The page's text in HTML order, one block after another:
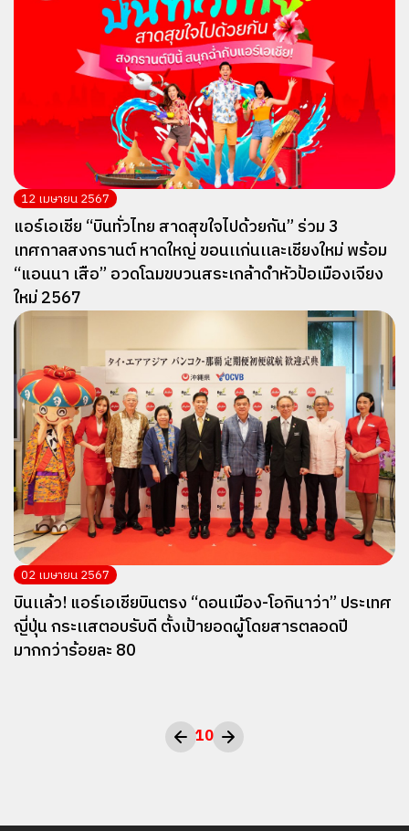
12 เมษายน 2567
แอร์เอเชีย “บินทั่วไทย สาดสุขใจไปด้วยกัน” ร่วม 3
เทศกาลสงกรานต์ หาดใหญ่ ขอนเเก่นเเละเชียงใหม่ พร้อม
“แอนนา เสือ” อวดโฉมขบวนสระเกล้าดำหัวป้อเมืองเจียง
ใหม่ 2567
02 เมษายน 2567
บินเเล้ว! แอร์เอเชียบินตรง “ดอนเมือง-โอกินาว่า” ประเทศ
ญี่ปุ่น กระเเสตอบรับดี ตั้งเป้ายอดผู้โดยสารตลอดปี
มากกว่าร้อยละ 80
10